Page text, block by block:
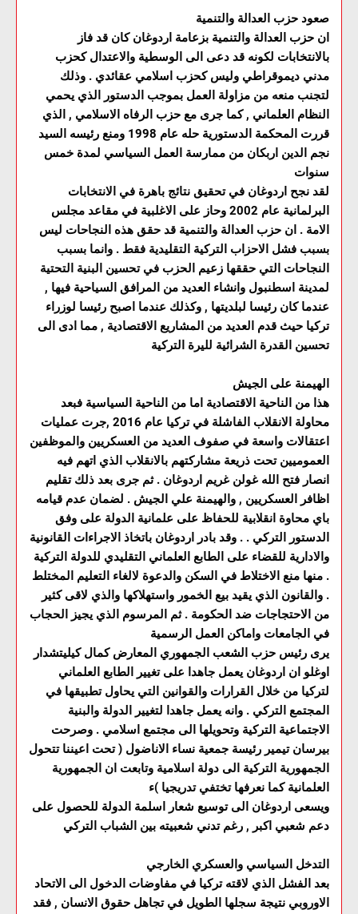
صعود حزب العدالة والتنمية
ان حزب العدالة والتنمية بزعامة اردوغان كان قد فاز
بالانتخابات لكونه قد دعى الى الوسطية والاعتدال كحزب
مدني ديموقراطي وليس كحزب اسلامي عقائدي . وذلك
لتجنب منعه من مزاولة العمل بموجب الدستور الذي يحمي
النظام العلماني , كما جرى مع حزب الرفاه الاسلامي , الذي
قررت المحكمة الدستورية حله عام 1998 ومنع رئيسه السيد
نجم الدين اربكان من ممارسة العمل السياسي لمدة خمس
سنوات
لقد نجح اردوغان في تحقيق نتائج باهرة في الانتخابات
البرلمانية عام 2002 وحاز على الاغلبية في مقاعد مجلس
الامة . ان حزب العدالة والتنمية قد حقق هذه النجاحات ليس
بسبب فشل الاحزاب التركية التقليدية فقط . وانما بسبب
النجاحات التي حققها زعيم الحزب في تحسين البنية التحتية
لمدينة اسطنبول وانشاء العديد من المرافق السياحية فيها ,
عندما كان رئيسا لبلديتها , وكذلك عندما اصبح رئيسا لوزراء
تركيا حيث قدم العديد من المشاريع الاقتصادية , مما ادى الى
تحسين القدرة الشرائية لليرة التركية
الهيمنة على الجيش
هذا من الناحية الاقتصادية اما من الناحية السياسية فبعد
محاولة الانقلاب الفاشلة في تركيا عام 2016 ,جرت عمليات
اعتقالات واسعة في صفوف العديد من العسكريين والموظفين
العموميين تحت ذريعة مشاركتهم بالانقلاب الذي اتهم فيه
انصار فتح الله غولن غريم اردوغان . ثم جرى بعد ذلك تقليم
اظافر العسكريين , والهيمنة علي الجيش . لضمان عدم قيامه
باي محاوة انقلابية للحفاظ على علمانية الدولة على وفق
الدستور التركي . . وقد بادر اردوغان باتخاذ الاجراءات القانونية
والادارية للقضاء على الطابع العلماني التقليدي للدولة التركية
. منها منع الاختلاط في السكن والدعوة لالغاء التعليم المختلط
. والقانون الذي يقيد بيع الخمور واستهلاكها والذي لاقى كثير
من الاحتجاجات ضد الحكومة . ثم المرسوم الذي يجيز الحجاب
في الجامعات واماكن العمل الرسمية
يرى رئيس حزب الشعب الجمهوري المعارض كمال كيليتشدار
اوغلو ان اردوغان يعمل جاهدا على تغيير الطابع العلماني
لتركيا من خلال القرارات والقوانين التي يحاول تطبيقها في
المجتمع التركي . وانه يعمل جاهدا لتغيير الدولة والبنية
الاجتماعية التركية وتحويلها الى مجتمع اسلامي . وصرحت
بيرسان تيمير رئيسة جمعية نساء الاناضول ( تحت اعيننا تتحول
الجمهورية التركية الى دولة اسلامية وتابعت ان الجمهورية
العلمانية كما نعرفها تختفي تدريجيا )ء
ويسعى اردوغان الى توسيع شعار اسلمة الدولة للحصول على
دعم شعبي اكبر , رغم تدني شعبيته بين الشباب التركي
التدخل السياسي والعسكري الخارجي
بعد الفشل الذي لاقته تركيا في مفاوضات الدخول الى الاتحاد
الاوروبي نتيجة سجلها الطويل في تجاهل حقوق الانسان , فقد